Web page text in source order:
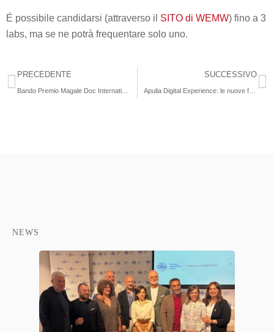
É possibile candidarsi (attraverso il SITO di WEMW) fino a 3
labs, ma se ne potrà frequentare solo uno.
PRECEDENTE SUCCESSIVO
Apulia Digital Experience: le nuove frontiere del digitale all’Apulia Film House
NEWS